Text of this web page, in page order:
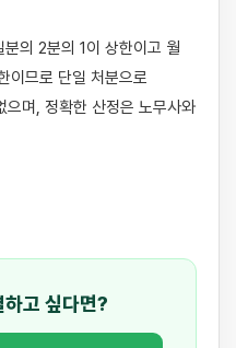
의 2분의 1이 상한이고 월
이므로 단일 처분으로
며, 정확한 산정은 노무사와
고 싶다면?